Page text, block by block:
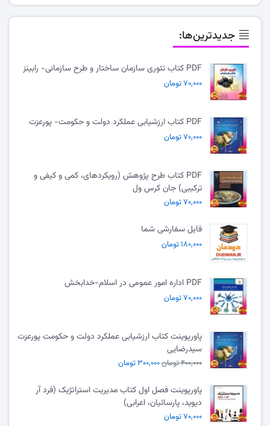
جدیدترین‌ها:
PDF کتاب تئوری سازمان ساختار و طرح سازمانی- رابینز
۷۰,۰۰۰ تومان
PDF کتاب ارزشیابی عملکرد دولت و حکومت- پورعزت
۷۰,۰۰۰ تومان
PDF کتاب طرح پژوهش (رویکردهای، کمی و کیفی و
ترکیبی) جان کرس ول
۷۰,۰۰۰ تومان
فایل سفارشی شما
۱۸۰,۰۰۰ تومان
PDF اداره امور عمومی در اسلام-خدابخش
۷۰,۰۰۰ تومان
پاورپوینت کتاب ارزشیابی عملکرد دولت و حکومت پورعزت
سیدرضایی
۴۰۰,۰۰۰ تومان ۳۰۰,۰۰۰ تومان
پاورپوینت فصل اول کتاب مدیریت استراتژیک (فرد آر
دیوید، پارسائیان، اعرابی)
۷۰,۰۰۰ تومان